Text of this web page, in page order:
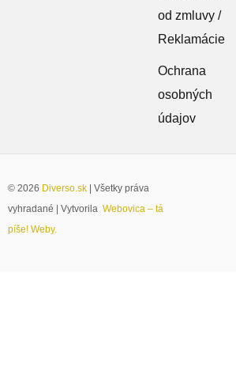
od zmluvy /
Reklamácie
Ochrana
osobných
údajov
© 2026 Diverso.sk | Všetky práva
vyhradané | Vytvorila Webovica – tá
píše! Weby.